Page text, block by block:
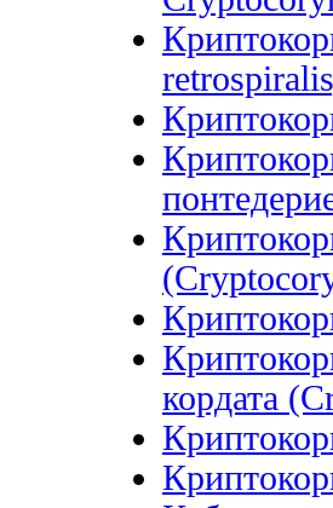
кордата